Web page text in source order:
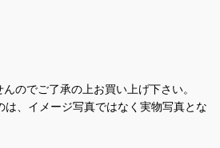
のでご了承の上お買い上げ下さい。
、イメージ写真ではなく実物写真とな